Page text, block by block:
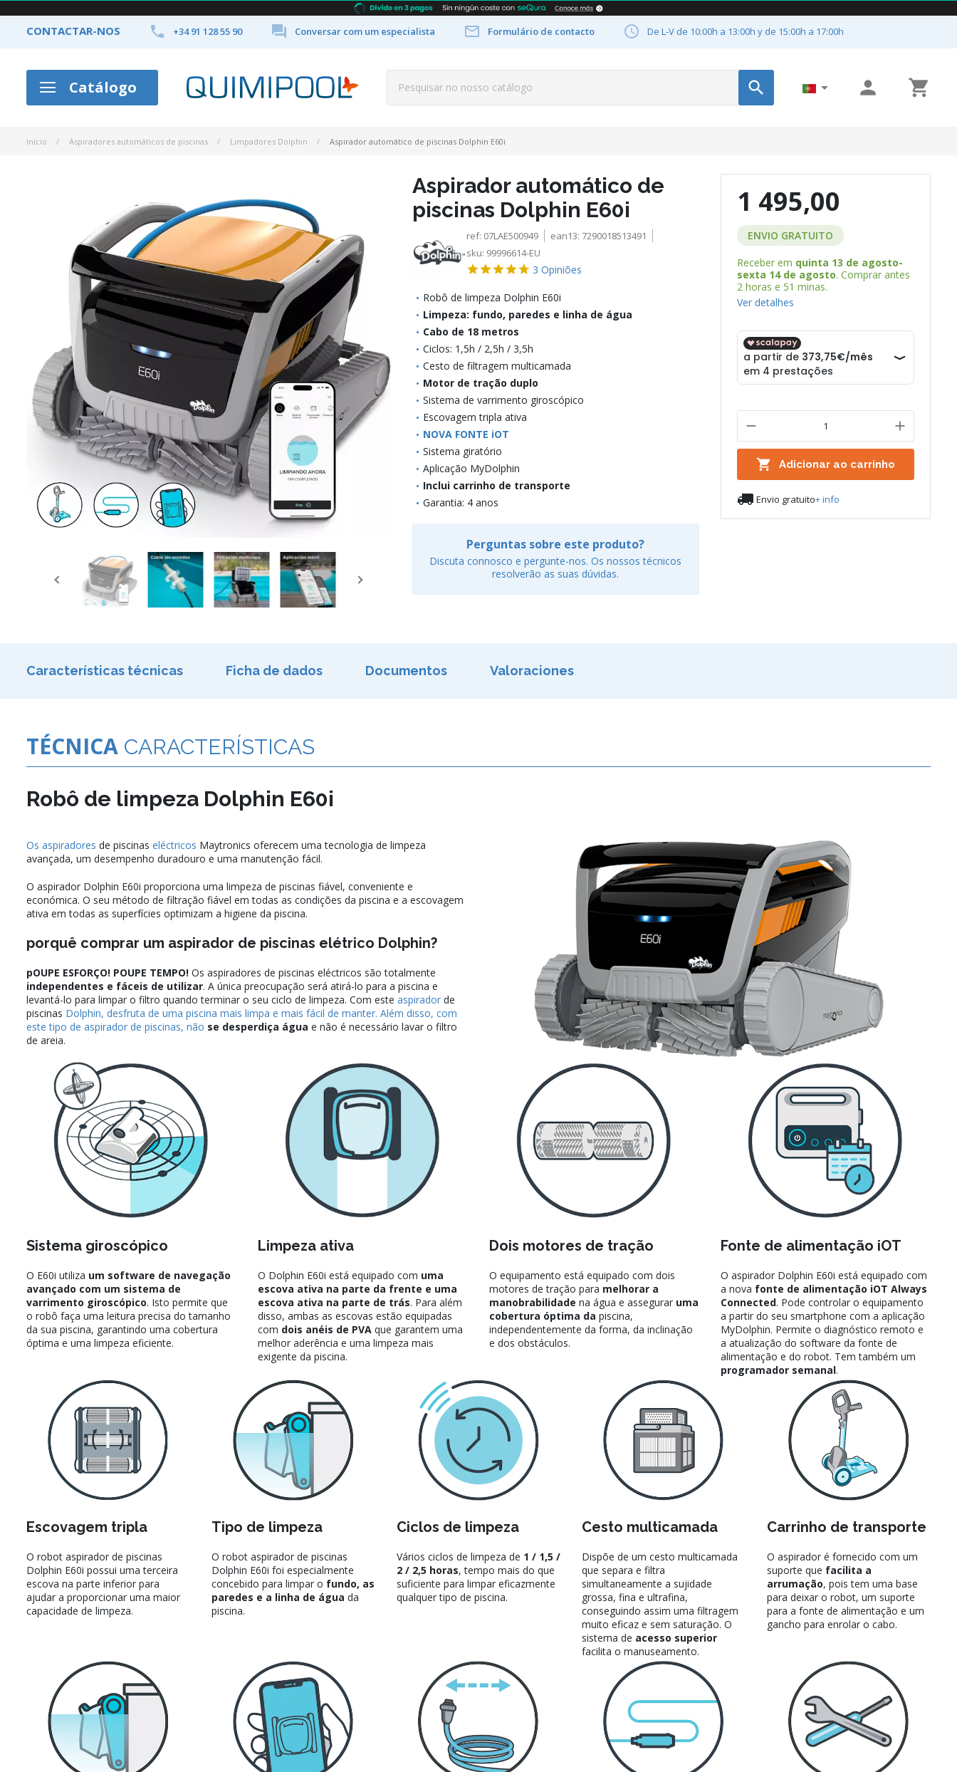
CONTACTAR-NOS  +34 91 128 55 90  Conversar com um especialista  Formulário de contacto  De L-V de 10:00h a 13:00h y de 15:00h a 17:00h
Catálogo    
Início Aspiradores automáticos de piscinas Limpadores Dolphin Aspirador automático de piscinas Dolphin E60i
Aspirador automático de
piscinas Dolphin E60i
ref: 07LAE500949 ean13: 7290018513491
sku: 99996614-EU
3 Opiniões
Robô de limpeza Dolphin E60i
Limpeza: fundo, paredes e linha de água
Cabo de 18 metros
Ciclos: 1,5h / 2,5h / 3,5h
Cesto de filtragem multicamada
Motor de tração duplo
Sistema de varrimento giroscópico
Escovagem tripla ativa
NOVA FONTE iOT
Sistema giratório
Aplicação MyDolphin
Inclui carrinho de transporte
Garantia: 4 anos
Perguntas sobre este produto?
Discuta connosco e pergunte-nos. Os nossos técnicos
resolverão as suas dúvidas.
1 495,00
ENVIO GRATUITO
Receber em quinta 13 de agosto-
sexta 14 de agosto. Comprar antes
2 horas e 51 minas.
Ver detalhes
 Adicionar ao carrinho
 Envio gratuito+ info
Características técnicas Ficha de dados Documentos Valoraciones
TÉCNICA CARACTERÍSTICAS
Robô de limpeza Dolphin E60i
Os aspiradores de piscinas eléctricos Maytronics oferecem uma tecnologia de limpeza
avançada, um desempenho duradouro e uma manutenção fácil.
O aspirador Dolphin E60i proporciona uma limpeza de piscinas fiável, conveniente e
económica. O seu método de filtração fiável em todas as condições da piscina e a escovagem
ativa em todas as superfícies optimizam a higiene da piscina.
porquê comprar um aspirador de piscinas elétrico Dolphin?
pOUPE ESFORÇO! POUPE TEMPO! Os aspiradores de piscinas eléctricos são totalmente
independentes e fáceis de utilizar. A única preocupação será atirá-lo para a piscina e
levantá-lo para limpar o filtro quando terminar o seu ciclo de limpeza. Com este aspirador de
piscinas Dolphin, desfruta de uma piscina mais limpa e mais fácil de manter. Além disso, com
este tipo de aspirador de piscinas, não se desperdiça água e não é necessário lavar o filtro
de areia.
Sistema giroscópico
O E60i utiliza um software de navegação
avançado com um sistema de
varrimento giroscópico. Isto permite que
o robô faça uma leitura precisa do tamanho
da sua piscina, garantindo uma cobertura
óptima e uma limpeza eficiente.
Limpeza ativa
O Dolphin E60i está equipado com uma
escova ativa na parte da frente e uma
escova ativa na parte de trás. Para além
disso, ambas as escovas estão equipadas
com dois anéis de PVA que garantem uma
melhor aderência e uma limpeza mais
exigente da piscina.
Dois motores de tração
O equipamento está equipado com dois
motores de tração para melhorar a
manobrabilidade na água e assegurar uma
cobertura óptima da piscina,
independentemente da forma, da inclinação
e dos obstáculos.
Fonte de alimentação iOT
O aspirador Dolphin E60i está equipado com
a nova fonte de alimentação iOT Always
Connected. Pode controlar o equipamento
a partir do seu smartphone com a aplicação
MyDolphin. Permite o diagnóstico remoto e
a atualização do software da fonte de
alimentação e do robot. Tem também um
programador semanal.
Escovagem tripla
O robot aspirador de piscinas
Dolphin E60i possui uma terceira
escova na parte inferior para
ajudar a proporcionar uma maior
capacidade de limpeza.
Tipo de limpeza
O robot aspirador de piscinas
Dolphin E60i foi especialmente
concebido para limpar o fundo, as
paredes e a linha de água da
piscina.
Ciclos de limpeza
Vários ciclos de limpeza de 1 / 1,5 /
2 / 2,5 horas, tempo mais do que
suficiente para limpar eficazmente
qualquer tipo de piscina.
Cesto multicamada
Dispõe de um cesto multicamada
que separa e filtra
simultaneamente a sujidade
grossa, fina e ultrafina,
conseguindo assim uma filtragem
muito eficaz e sem saturação. O
sistema de acesso superior
facilita o manuseamento.
Carrinho de transporte
O aspirador é fornecido com um
suporte que facilita a
arrumação, pois tem uma base
para deixar o robot, um suporte
para a fonte de alimentação e um
gancho para enrolar o cabo.